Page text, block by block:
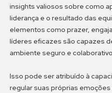
insights valiosos sobre como
liderança e o resultado das
elementos como prazer,
líderes eficazes são capazes
ambiente seguro e
Isso pode ser atribuído à
regular suas próprias